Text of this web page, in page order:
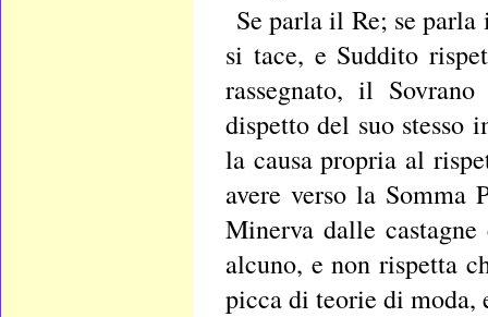
Se parla il Re; se
si tace, e Suddito
rassegnato, il
dispetto del suo stesso
la causa propria al
avere verso la Somma
Minerva dalle
alcuno, e non rispetta
picca di teorie di moda,